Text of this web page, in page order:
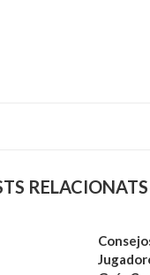
RELACIONATS